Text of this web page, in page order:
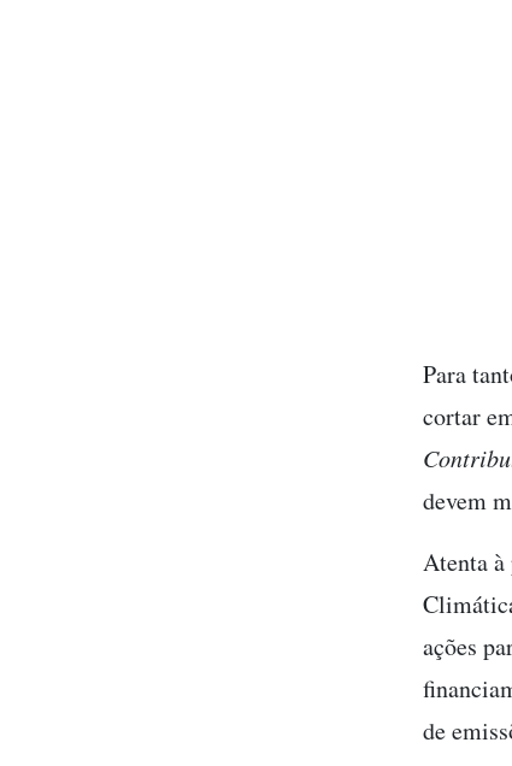
Para
cortar
devem
Atenta
ações
de